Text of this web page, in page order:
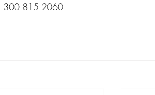
300 815 2060